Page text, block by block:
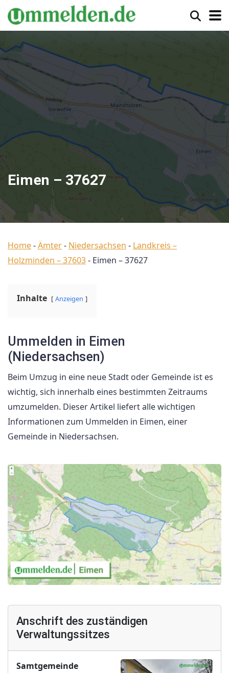
Eimen – 37627
Home-Ämter- Niedersachsen - Landkreis –
Holzminden – 37603- Eimen – 37627
Inhalte Anzeigen
Ummelden in Eimen
(Niedersachsen)
Beim Umzug in eine neue Stadt oder Gemeinde ist es
wichtig, sich innerhalb eines bestimmten Zeitraums
umzumelden. Dieser Artikel liefert alle wichtigen
Informationen zum Ummelden in Eimen, einer
Gemeinde in Niedersachsen.
Anschrift des zuständigen
Verwaltungssitzes
Samtgemeinde